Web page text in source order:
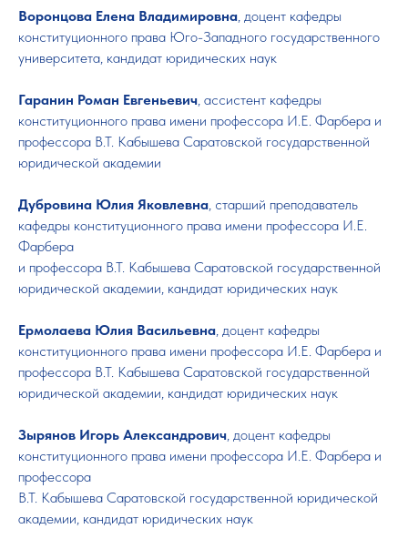
Воронцова Елена Владимировна, доцент кафедры
конституционного права Юго-Западного государственного
университета, кандидат юридических наук
Гаранин Роман Евгеньевич, ассистент кафедры
конституционного права имени профессора И.Е. Фарбера и
профессора В.Т. Кабышева Саратовской государственной
юридической академии
Дубровина Юлия Яковлевна, старший преподаватель
кафедры конституционного права имени профессора И.Е.
Фарбера
и профессора В.Т. Кабышева Саратовской государственной
юридической академии, кандидат юридических наук
Ермолаева Юлия Васильевна, доцент кафедры
конституционного права имени профессора И.Е. Фарбера и
профессора В.Т. Кабышева Саратовской государственной
юридической академии, кандидат юридических наук
Зырянов Игорь Александрович, доцент кафедры
конституционного права имени профессора И.Е. Фарбера и
профессора
В.Т. Кабышева Саратовской государственной юридической
академии, кандидат юридических наук